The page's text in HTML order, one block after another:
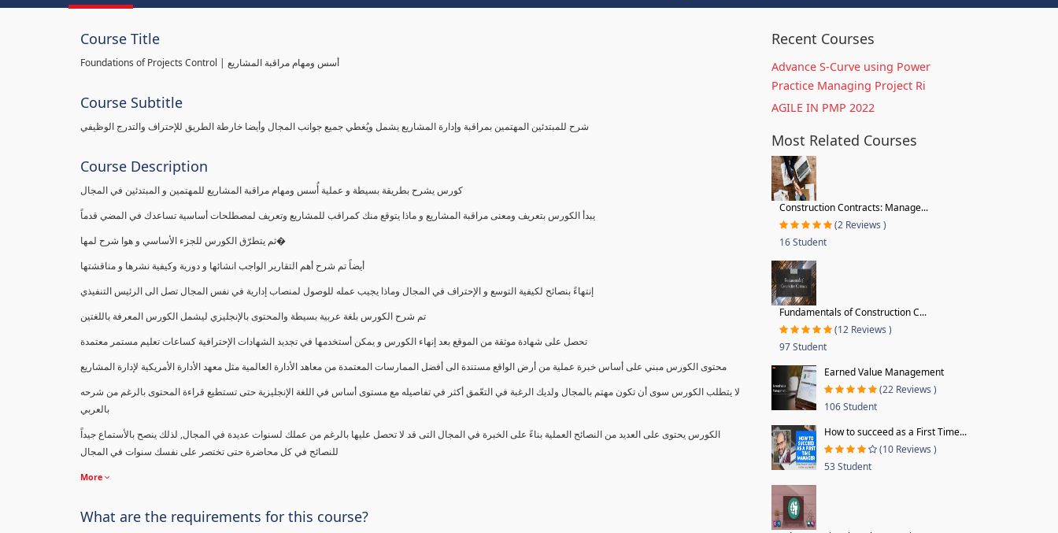
Course Title
Foundations of Projects Control | أسس ومهام مراقبة المشاريع
Course Subtitle
شرح للمبتدئين المهتمين بمراقبة وإدارة المشاريع يشمل ويُغطي جميع جوانب المجال وأيضا خارطة الطريق للإحتراف والتدرج الوظيفي
Course Description
كورس يشرح بطريقة بسيطة و عملية أُسس ومهام مراقبة المشاريع للمهتمين و المبتدئين في المجال
يبدأ الكورس بتعريف ومعنى مراقبة المشاريع و ماذا يتوقع منك كمراقب للمشاريع وتعريف لمصطلحات أساسية تساعدك في المضي قدماً
ثم يتطرّق الكورس للجزء الأساسي و هوا شرح لمها�
أيضاً تم شرح أهم التقارير الواجب انشائها و دورية وكيفية نشرها و مناقشتها
إنتهاءً بنصائح لكيفية التوسع و الإحتراف في المجال وماذا يجيب عمله للوصول لمنصاب إدارية في نفس المجال تصل الى الرئيس التنفيذي
تم شرح الكورس بلغة عربية بسيطة والمحتوى بالإنجليزي ليشمل الكورس المعرفة باللغتين
تحصل على شهادة موثقة من الموقع بعد إنهاء الكورس و يمكن أستخدمها في تجديد الشهادات الإحترافية كساعات تعليم مستمر معتمدة
محتوى الكورس مبني على أساس خبرة عملية من أرض الواقع مستندة الى أفضل الممارسات المعتمدة من معاهد الأدارة العالمية مثل معهد الأدارة الأمريكية لإدارة المشاريع
لا يتطلب الكورس سوى أن تكون مهتم بالمجال ولديك الرغبة في التعّمق أكثر في تفاصيله مع مستوى أساس في اللغة الإنجليزية حتى تستطيع قراءة المحتوى بالرغم من شرحه
بالعربي
الكورس يحتوى على العديد من النصائح العملية بناءً على الخبرة في المجال التى قد لا تحصل عليها بالرغم من عملك لسنوات عديدة في المجال, لذلك ينصح بالأستماع جيداً
للنصائح في كل محاضرة حتى تختصر على نفسك سنوات في المجال
More
What are the requirements for this course?
Recent Courses
Advance S-Curve using Power
Practice Managing Project Ri
AGILE IN PMP 2022
Most Related Courses
Construction Contracts: Manage...
(2 Reviews )
16 Student
Fundamentals of Construction C...
(12 Reviews )
97 Student
Earned Value Management
(22 Reviews )
106 Student
How to succeed as a First Time...
(10 Reviews )
53 Student